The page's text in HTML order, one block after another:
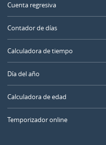
Cuenta regresiva
Contador de días
Calculadora de tiempo
Día del año
Calculadora de edad
Temporizador online